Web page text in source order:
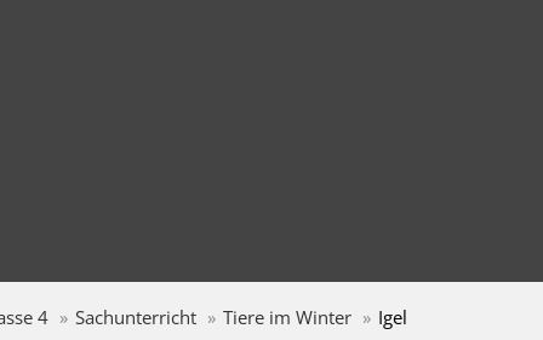
4 Sachunterricht Tiere im Winter Igel